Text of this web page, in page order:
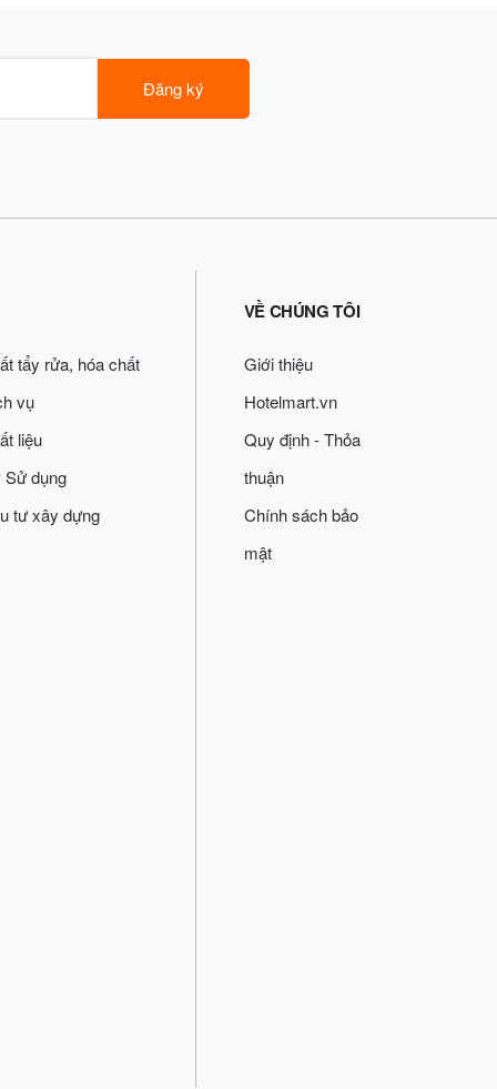
Đăng ký
tẩy rửa, hóa chất
vụ
liệu
Sử dụng
tư xây dựng
VỀ CHÚNG TÔI
Giới thiệu
Hotelmart.vn
Quy định - Thỏa
thuận
Chính sách bảo
mật